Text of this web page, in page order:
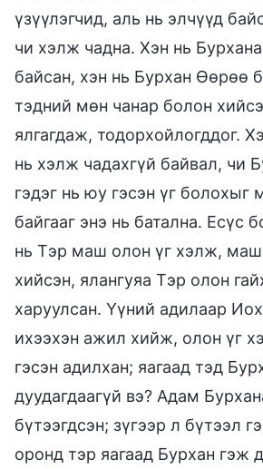
үзүүлэгчид, аль нь элчүүд
чи хэлж чадна. Хэн нь
байсан, хэн нь Бурхан Өөрөө
тэдний мөн чанар болон
ялгагдаж, тодорхойлогддог.
нь хэлж чадахгүй байвал, чи
гэдэг нь юу гэсэн үг болохыг
байгааг энэ нь батална. Есүс
нь Тэр маш олон үг хэлж,
хийсэн, ялангуяа Тэр олон
харуулсан. Үүний адилаар
ихээхэн ажил хийж, олон үг
гэсэн адилхан; яагаад тэд
дуудагдаагүй вэ? Адам
бүтээгдсэн; зүгээр л бүтээл
оронд тэр яагаад Бурхан гэж